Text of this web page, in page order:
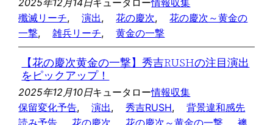
殲滅リーチ, 演出, 花の慶次,
花の慶次～黄金の
一撃, 雑兵リーチ, 黄金の一撃
【花の慶次黄金の一撃】秀吉RUSHの注目演出
をピックアップ！
2025年12月10日キュータロー情報収集
保留変化予告, 演出, 秀吉RUSH,
背景違和感先
読み予告
花の慶次 花の慶次～黄金の一撃 襖